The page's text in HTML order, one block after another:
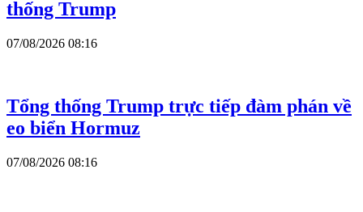
thống Trump
07/08/2026 08:16
Tổng thống Trump trực tiếp đàm phán về
eo biển Hormuz
07/08/2026 08:16